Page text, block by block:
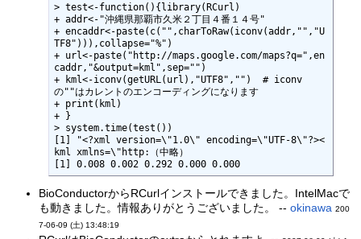
> test<-function(){library(RCurl)
+ addr<-"沖縄県那覇市久米２丁目４番１４号"
+ encaddr<-paste(c("",charToRaw(iconv(addr,"","U
TF8"))),collapse="%")
+ url<-paste("http://maps.google.com/maps?q=",en
caddr,"&output=kml",sep="")
+ kml<-iconv(getURL(url),"UTF8","")  # iconv
の""はカレントのエンコーディングになります
+ print(kml)
+ }
> system.time(test())
[1] "<?xml version=\"1.0\" encoding=\"UTF-8\"?><
kml xmlns=\"http:（中略）
[1] 0.008 0.002 0.292 0.000 0.000
BioConductorからRCurlインストールできました。IntelMacで
も動きました。情報ありがとうございました。 --okinawa 200
7-06-09 (土) 13:48:19